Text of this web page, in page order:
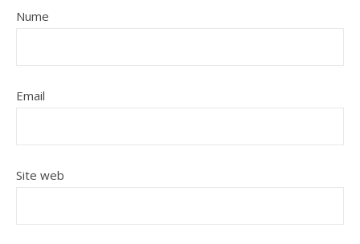
Nume
Email
Site web